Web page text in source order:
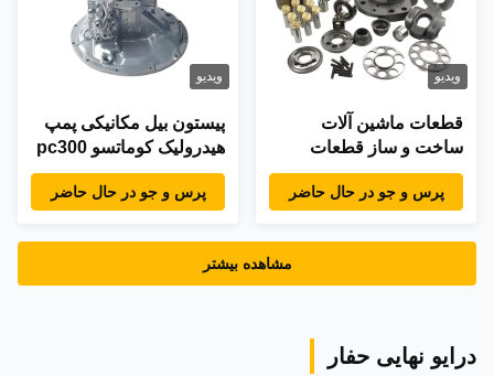
ویدیو
قطعات ماشین آلات
ساخت و ساز قطعات
قطعات قطعات قطعات
قطعات قطعات قطعات
قطعات قطعات قطعات
قطعات قطعات قطعات
قطعات قطعات قطعات
پرس و جو در حال حاضر
ویدیو
پیستون بیل مکانیکی پمپ
هیدرولیک کوماتسو pc300
pc300-2 pc300-5
pc300-7 pc300-8
پرس و جو در حال حاضر
مشاهده بیشتر
درایو نهایی حفار